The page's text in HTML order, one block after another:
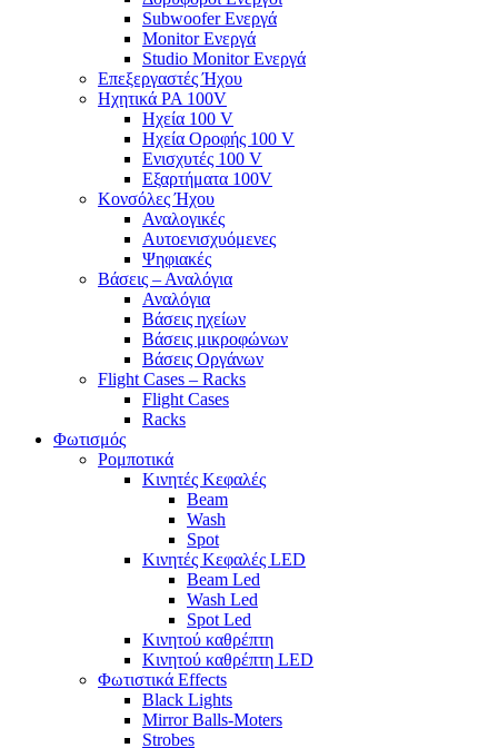
Subwoofer Ενεργά
Monitor Ενεργά
Studio Monitor Ενεργά
Επεξεργαστές Ήχου
Ηχητικά PA 100V
Ηχεία 100 V
Ηχεία Οροφής 100 V
Ενισχυτές 100 V
Εξαρτήματα 100V
Κονσόλες Ήχου
Αναλογικές
Αυτοενισχυόμενες
Ψηφιακές
Βάσεις – Αναλόγια
Αναλόγια
Βάσεις ηχείων
Βάσεις μικροφώνων
Βάσεις Οργάνων
Flight Cases – Racks
Flight Cases
Racks
Φωτισμός
Ρομποτικά
Κινητές Κεφαλές
Beam
Wash
Spot
Κινητές Κεφαλές LED
Beam Led
Wash Led
Spot Led
Κινητού καθρέπτη
Κινητού καθρέπτη LED
Φωτιστικά Effects
Black Lights
Mirror Balls-Moters
Strobes